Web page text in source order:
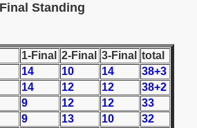
Final Standing
1-Final 2-Final 3-Final
total
14 10 14
38+3
14 12 12
38+2
9 12 12
33
9 13 10
32
to exchange or sale)
Championship)